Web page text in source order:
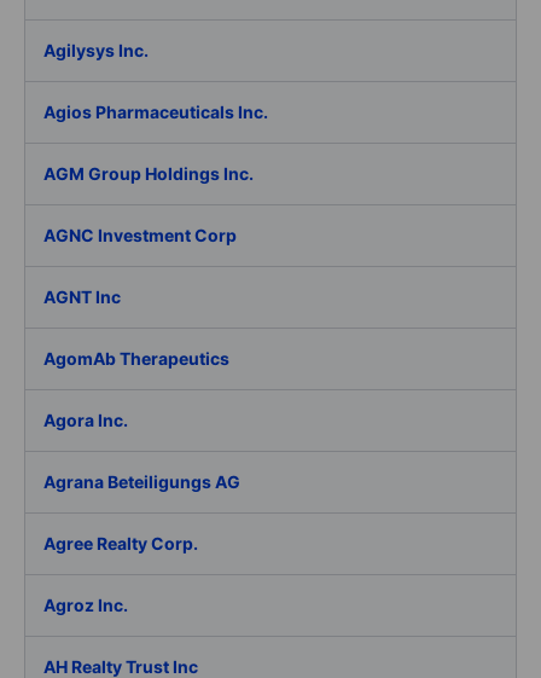
Agilysys Inc.
Agios Pharmaceuticals Inc.
AGM Group Holdings Inc.
AGNC Investment Corp
AGNT Inc
AgomAb Therapeutics
Agora Inc.
Agrana Beteiligungs AG
Agree Realty Corp.
Agroz Inc.
AH Realty Trust Inc